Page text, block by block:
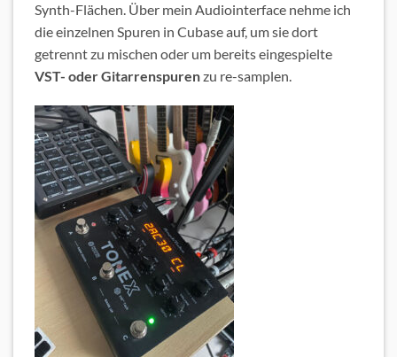
Synth-Flächen. Über mein Audiointerface nehme ich
die einzelnen Spuren in Cubase auf, um sie dort
getrennt zu mischen oder um bereits eingespielte
VST- oder Gitarrenspurenzu re-samplen.